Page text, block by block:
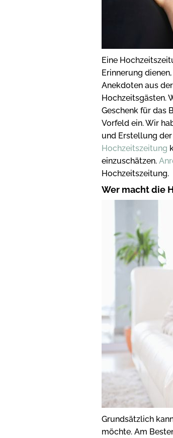
Eine
Erinnerung
Anekdoten aus
Hochzeitsgästen.
Geschenk für das
Vorfeld ein. Wir
und Erstellung
Hochzeitszeitung
einzuschätzen.
Hochzeitszeitung.
Wer macht die
Grundsätzlich
möchte. Am